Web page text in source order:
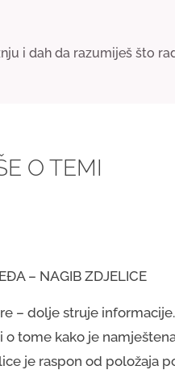
i dah da razumiješ što
O TEMI
– NAGIB ZDJELICE
– dolje struje
tome kako je
je raspon od položaja